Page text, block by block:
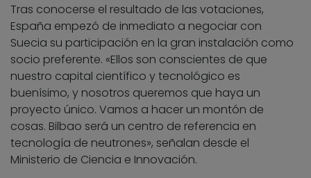
Tras conocerse el resultado de las votaciones,
España empezó de inmediato a negociar con
Suecia su participación en la gran instalación como
socio preferente. «Ellos son conscientes de que
nuestro capital científico y tecnológico es
buenísimo, y nosotros queremos que haya un
proyecto único. Vamos a hacer un montón de
cosas. Bilbao será un centro de referencia en
tecnología de neutrones», señalan desde el
Ministerio de Ciencia e Innovación.